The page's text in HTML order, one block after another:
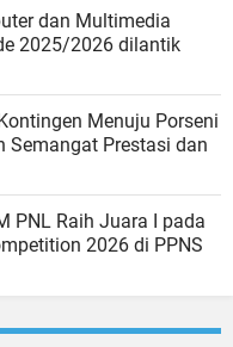
dan Multimedia
2025/2026 dilantik
Menuju Porseni
Semangat Prestasi dan
PNL Raih Juara I pada
2026 di PPNS